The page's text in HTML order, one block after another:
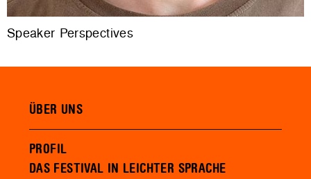
Speaker Perspectives
ÜBER UNS
PROFIL
DAS FESTIVAL IN LEICHTER SPRACHE